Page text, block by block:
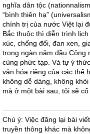
nghĩa dân tộc
“bình thiên hạ”
chính trị của nước Việt lại
Bắc thuộc thì diễn trình
xúc, chống đối, đan xen,
trong ngàn năm đầu Công
cùng phức tạp. Và tự ý
văn hóa riêng của các thế
không dễ dàng, không
mà ở một bài sau, tôi sẽ
Chú ý: Việc đăng lại bài
truyền thông khác mà